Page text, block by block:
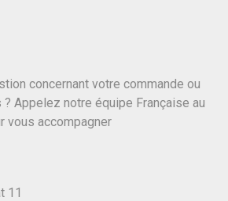
concernant votre commande ou
Appelez notre équipe Française au
vous accompagner
11